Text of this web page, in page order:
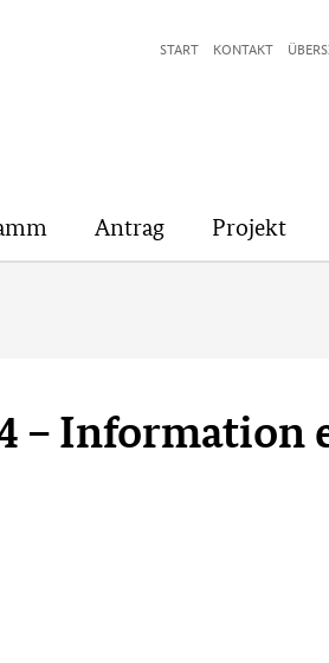
START KONTAKT
Antrag Projekt
– Information